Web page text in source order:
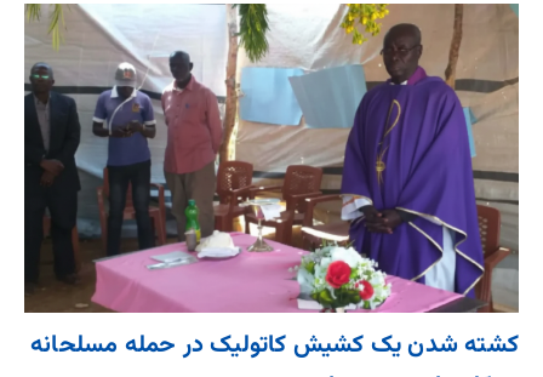
کشته شدن یک کشیش کاتولیک در حمله مسلحانه